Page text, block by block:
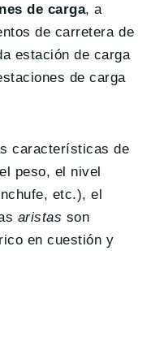
de carga, a
de carretera de
estación de carga
de carga
características de
peso, el nivel
etc.), el
aristas son
en cuestión y